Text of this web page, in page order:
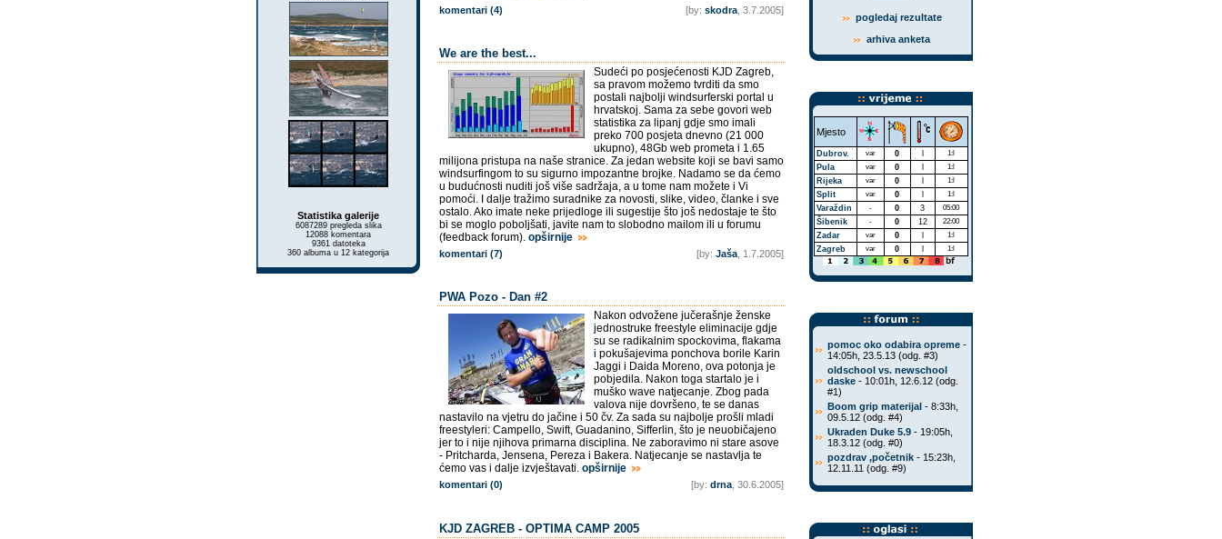
Statistika galerije
6087289 pregleda slika
12088 komentara
9361 datoteka
360 albuma u 12 kategorija
komentari (4) [by: skodra, 3.7.2005]
We are the best...
Sudeći po posjećenosti KJD Zagreb,
sa pravom možemo tvrditi da smo
postali najbolji windsurferski portal u
hrvatskoj. Sama za sebe govori web
statistika za lipanj gdje smo imali
preko 700 posjeta dnevno (21 000
ukupno), 48Gb web prometa i 1.65
milijona pristupa na naše stranice. Za jedan website koji se bavi samo
windsurfingom to su sigurno impozantne brojke. Nadamo se da ćemo
u budućnosti nuditi još više sadržaja, a u tome nam možete i Vi
pomoći. I dalje tražimo suradnike za novosti, slike, video, članke i sve
ostalo. Ako imate neke prijedloge ili sugestije što još nedostaje te što
bi se moglo poboljšati, javite nam to slobodno mailom ili u forumu
(feedback forum). opširnije
komentari (7) [by: Jaša, 1.7.2005]
PWA Pozo - Dan #2
Nakon odvožene jučerašnje ženske
jednostruke freestyle eliminacije gdje
su se radikalnim spockovima, flakama
i pokušajevima ponchova borile Karin
Jaggi i Daida Moreno, ova potonja je
pobjedila. Nakon toga startalo je i
muško wave natjecanje. Zbog pada
valova nije dovršeno, te se danas
nastavilo na vjetru do jačine i 50 čv. Za sada su najbolje prošli mladi
freestyleri: Campello, Swift, Guadanino, Sifferlin, što je neuobičajeno
jer to i nije njihova primarna disciplina. Ne zaboravimo ni stare asove
- Pritcharda, Jensena, Pereza i Bakera. Natjecanje se nastavlja te
ćemo vas i dalje izvještavati. opširnije
komentari (0) [by: drna, 30.6.2005]
KJD ZAGREB - OPTIMA CAMP 2005
pogledaj rezultate
arhiva anketa
Mjesto
Dubrov. var 0 1:l
Pula var 0 1:l
Rijeka var 0 1:l
Split var 0 1:l
Varaždin - 0 3 05:00
Šibenik - 0 12 22:00
Zadar var 0 1:l
Zagreb var 0 1:l
pomoc oko odabira opreme-
14:05h, 23.5.13 (odg. #3)
oldschool vs. newschool
daske- 10:01h, 12.6.12 (odg.
#1)
Boom grip materijal- 8:33h,
09.5.12 (odg. #4)
Ukraden Duke 5.9- 19:05h,
18.3.12 (odg. #0)
pozdrav ,početnik- 15:23h,
12.11.11 (odg. #9)